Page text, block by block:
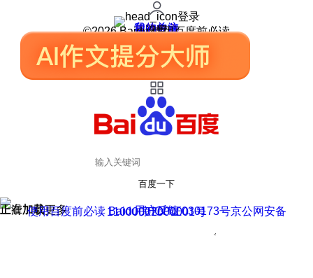
登录
我的关注
我的收藏
皮肤中心
用户反馈
设置
©2026 Baidu 使用百度前必读
百度一下
正在加载
上滑加载更多 用户反馈
使用百度前必读 Baidu 京ICP证030173号
京公网安备11000002000001号